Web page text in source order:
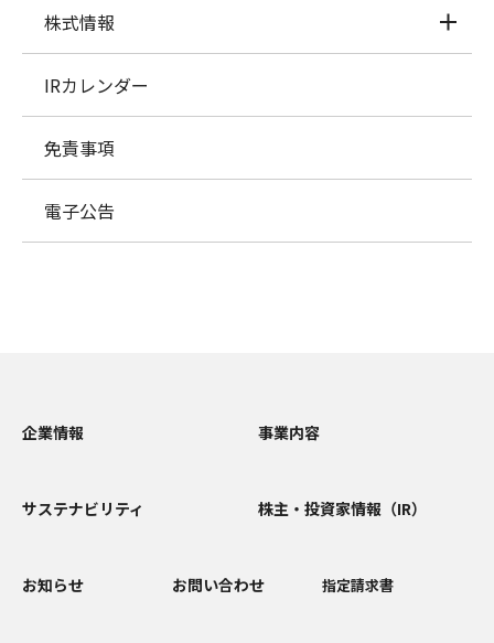
株式情報
IRカレンダー
免責事項
電子公告
企業情報 事業内容
サステナビリティ 株主・投資家情報（IR）
お知らせ お問い合わせ 指定請求書